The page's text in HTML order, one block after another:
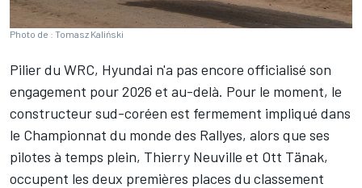
Photo de : Tomasz Kaliński
Pilier du WRC, Hyundai n'a pas encore officialisé son
engagement pour 2026 et au-delà. Pour le moment, le
constructeur sud-coréen est fermement impliqué dans
le Championnat du monde des Rallyes, alors que ses
pilotes à temps plein, Thierry Neuville et Ott Tänak,
occupent les deux premières places du classement